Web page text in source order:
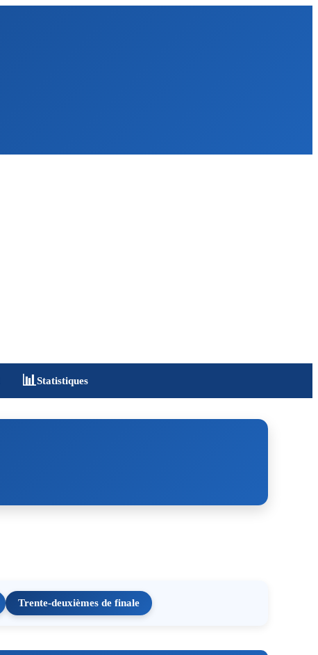
📊Statistiques
Trente-deuxièmes de finale